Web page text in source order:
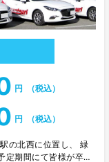
円 （税込）
円 （税込）
の北西に位置し、 緑
定期間にて皆様が卒業